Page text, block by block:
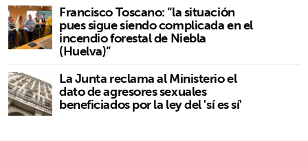
Francisco Toscano: “la situación
pues sigue siendo complicada en el
incendio forestal de Niebla
(Huelva)”
La Junta reclama al Ministerio el
dato de agresores sexuales
beneficiados por la ley del 'sí es sí'